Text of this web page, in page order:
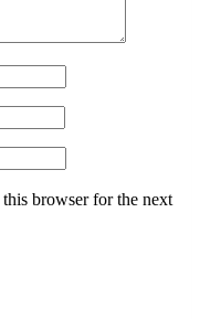
browser for the next